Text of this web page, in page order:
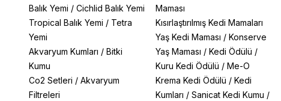
Balık Yemi / Cichlid Balık Yemi
Tropical Balık Yemi / Tetra
Yemi
Akvaryum Kumları / Bitki
Kumu
Co2 Setleri / Akvaryum
Filtreleri
Maması
Kısırlaştırılmış Kedi Mamaları
Yaş Kedi Maması / Konserve
Yaş Maması / Kedi Ödülü /
Kuru Kedi Ödülü / Me-O
Krema Kedi Ödülü / Kedi
Kumları / Sanicat Kedi Kumu /